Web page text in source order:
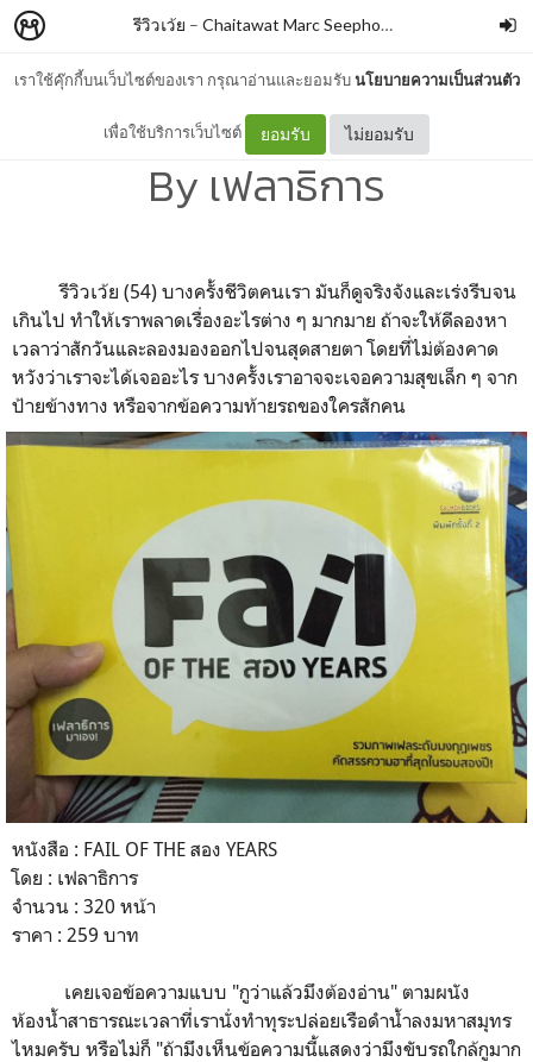
เราใช้คุ๊กกี้บนเว็บไซต์ของเรา กรุณาอ่านและยอมรับนโยบายความเป็นส่วนตัว
เพื่อใช้บริการเว็บไซต์ ยอมรับ ไม่ยอมรับ
รีวิวเว้ย – Chaitawat Marc Seephongsai
FAIL OF THE สอง YEARS
By เฟลาธิการ
รีวิวเว้ย (54) บางครั้งชีวิตคนเรา มันก็ดูจริงจังและเร่งรีบจน
เกินไป ทำให้เราพลาดเรื่องอะไรต่าง ๆ มากมาย ถ้าจะให้ดีลองหา
เวลาว่าสักวันและลองมองออกไปจนสุดสายตา โดยที่ไม่ต้องคาด
หวังว่าเราจะได้เจออะไร บางครั้งเราอาจจะเจอความสุขเล็ก ๆ จาก
ป้ายข้างทาง หรือจากข้อความท้ายรถของใครสักคน
หนังสือ : FAIL OF THE สอง YEARS
โดย : เฟลาธิการ
จำนวน : 320 หน้า
ราคา : 259 บาท
เคยเจอข้อความแบบ "กูว่าแล้วมึงต้องอ่าน" ตามผนัง
ห้องน้ำสาธารณะเวลาที่เรานั่งทำทุระปล่อยเรือดำน้ำลงมหาสมุทร
ไหมครับ หรือไม่ก็ "ถ้ามึงเห็นข้อความนี้แสดงว่ามึงขับรถใกล้กูมาก